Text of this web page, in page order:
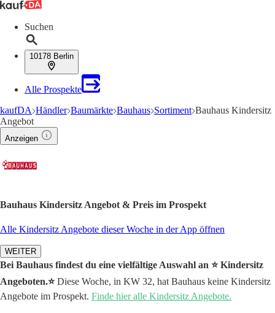
Suchen
10178 Berlin
Alle Prospekte
kaufDA Händler Baumärkte Bauhaus Sortiment Bauhaus Kindersitz
Angebot
Anzeigen
Bauhaus Kindersitz Angebot & Preis im Prospekt
Alle Kindersitz Angebote dieser Woche in der App öffnen
WEITER
Bei Bauhaus findest du eine vielfältige Auswahl an ⭐️ Kindersitz
Angeboten.⭐️Diese Woche, in KW 32, hat Bauhaus keine Kindersitz
Angebote im Prospekt. Finde hier alle Kindersitz Angebote.